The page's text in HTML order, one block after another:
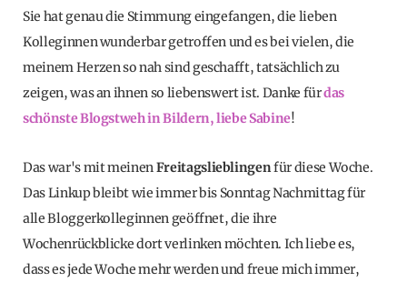
Sie hat genau die Stimmung eingefangen, die lieben
Kolleginnen wunderbar getroffen und es bei vielen, die
meinem Herzen so nah sind geschafft, tatsächlich zu
zeigen, was an ihnen so liebenswert ist. Danke fürdas
schönste Blogstweh in Bildern, liebe Sabine!
Das war's mit meinenFreitagslieblingenfür diese Woche.
Das Linkup bleibt wie immer bis Sonntag Nachmittag für
alle Bloggerkolleginnen geöffnet, die ihre
Wochenrückblicke dort verlinken möchten. Ich liebe es,
dass es jede Woche mehr werden und freue mich immer,